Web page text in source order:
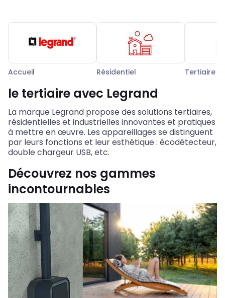
Accueil Résidentiel Tertiaire
le tertiaire avec Legrand
La marque Legrand propose des solutions tertiaires,
résidentielles et industrielles innovantes et pratiques
à mettre en œuvre. Les appareillages se distinguent
par leurs fonctions et leur esthétique : écodétecteur,
double chargeur USB, etc.
Découvrez nos gammes
incontournables